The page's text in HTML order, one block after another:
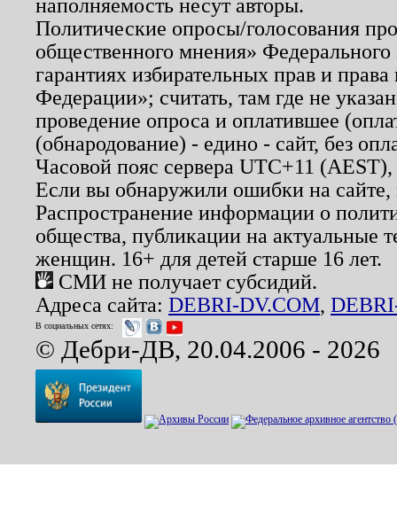
наполняемость несут авторы.
Политические опросы/голосования
общественного мнения»
гарантиях избирательных прав и
Федерации»; считать, там где не
проведение опроса и оплатившее
(обнародование) - едино - сайт, без
Часовой пояс сервера UTC+11
Если вы обнаружили ошибки на
Распространение информации о
общества, публикации на актуальные
женщин. 16+ для детей старше 16 лет.
СМИ не получает субсидий.
Адреса сайта: DEBRI-DV.COM,
В социальных сетях:
© Дебри-ДВ, 20.04.2006 - 2026